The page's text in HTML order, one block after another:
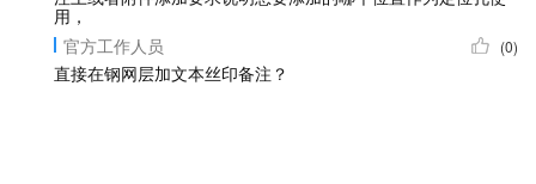
用，
官方工作人员
(0)
直接在钢网层加文本丝印备注？